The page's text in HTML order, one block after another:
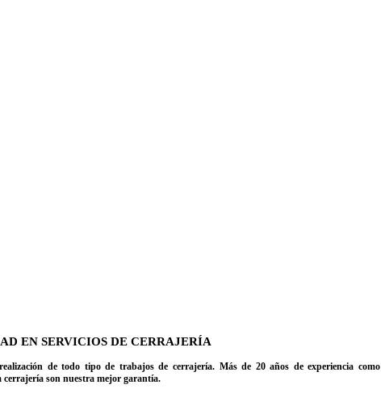
EN SERVICIOS DE CERRAJERÍA
de todo tipo de trabajos de cerrajería. Más de 20 años de experiencia como
cerrajería son nuestra mejor garantía.